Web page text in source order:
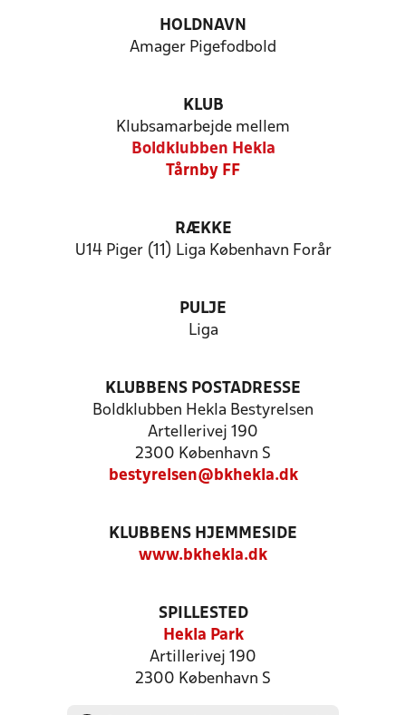
HOLDNAVN
Amager Pigefodbold
KLUB
Klubsamarbejde mellem
Boldklubben Hekla
Tårnby FF
RÆKKE
U14 Piger (11) Liga København Forår
PULJE
Liga
KLUBBENS POSTADRESSE
Boldklubben Hekla Bestyrelsen
Artellerivej 190
2300 København S
bestyrelsen@bkhekla.dk
KLUBBENS HJEMMESIDE
www.bkhekla.dk
SPILLESTED
Hekla Park
Artillerivej 190
2300 København S